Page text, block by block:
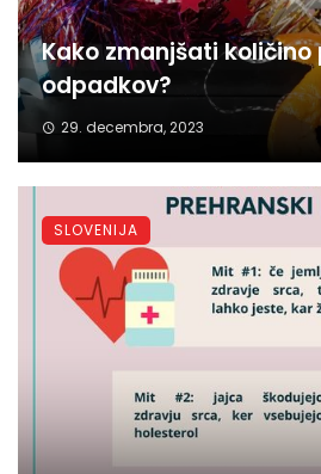
Kako zmanjšati količino
odpadkov?
29. decembra, 2023
SLOVENIJA